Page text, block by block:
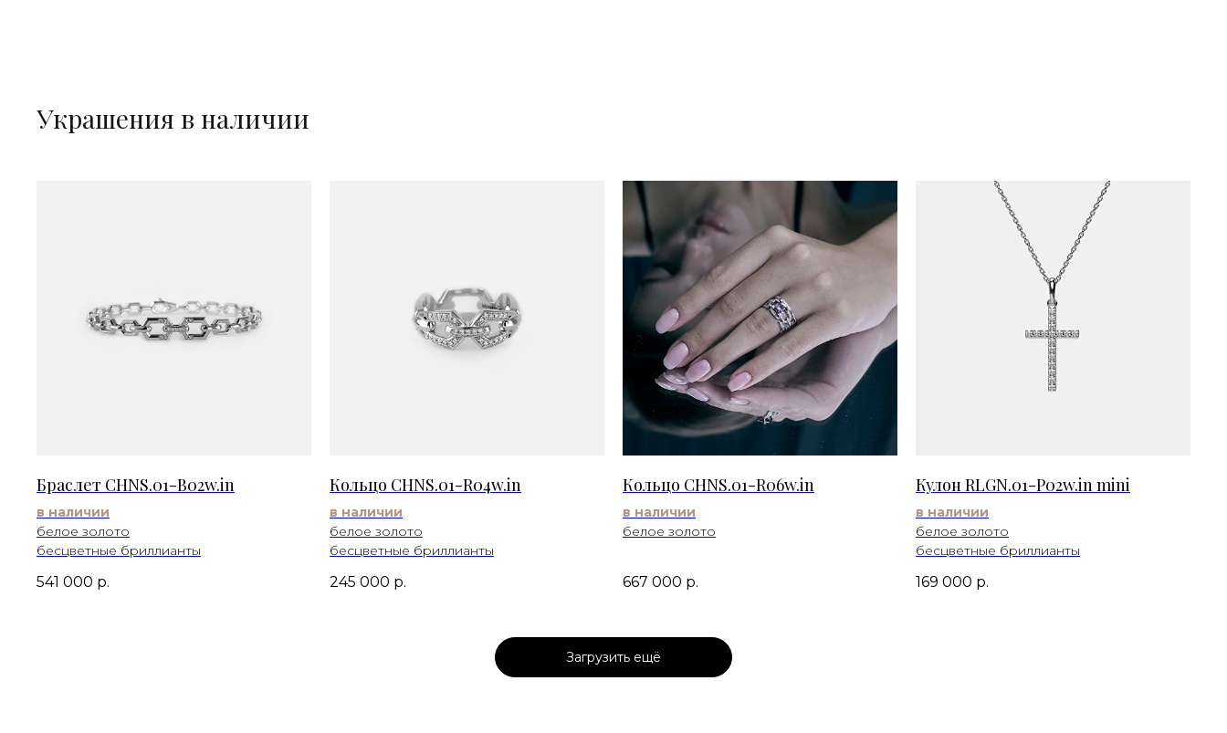
Украшения в наличии
Браслет CHNS.01-B02w.in
в наличии
белое золото
бесцветные бриллианты
541 000 р.
Кольцо CHNS.01-R04w.in
в наличии
белое золото
бесцветные бриллианты
245 000 р.
Кольцо CHNS.01-R06w.in
в наличии
белое золото
667 000 р.
Кулон RLGN.01-P02w.in mini
в наличии
белое золото
бесцветные бриллианты
169 000 р.
Загрузить ещё